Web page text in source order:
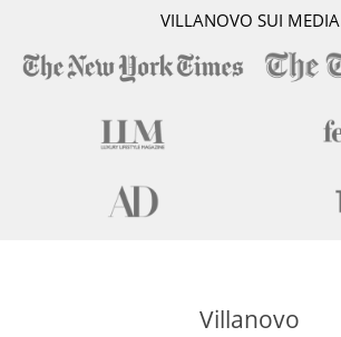
VILLANOVO SUI MEDIA
Villanovo